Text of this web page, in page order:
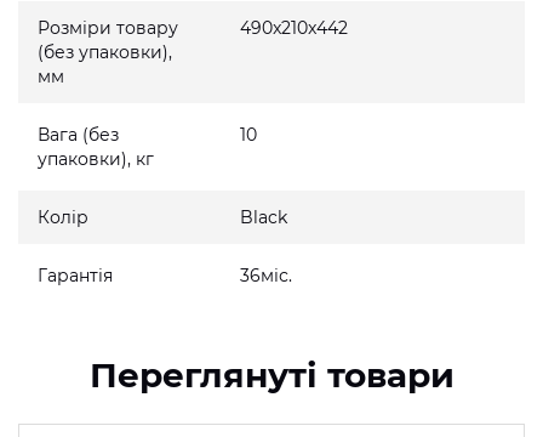
Розміри товару
(без упаковки),
мм
490x210x442
Вага (без
упаковки), кг
10
Колір Black
Гарантія 36міс.
Переглянуті товари